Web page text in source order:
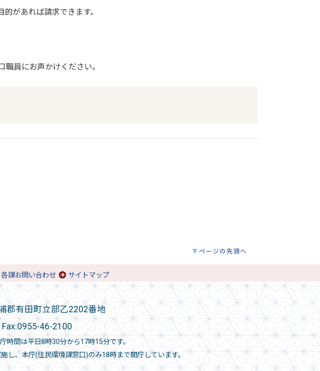
があれば請求できます。
員にお声かけください。
ページの先頭へ
各課お問い合わせ サイトマップ
郡有田町立部乙2202番地
Fax:0955-46-2100
時間は平日8時30分から17時15分です。
し、本庁(住民環境課窓口)のみ18時まで開庁しています。